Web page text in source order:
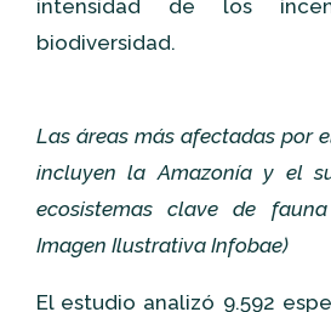
intensidad de los
biodiversidad.
Las áreas más afectadas por
incluyen la Amazonía y el
ecosistemas clave de
Imagen Ilustrativa Infobae)
El estudio analizó 9.592